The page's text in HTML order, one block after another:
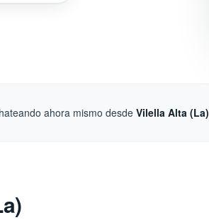
ahora mismo desdeVilella Alta (La)